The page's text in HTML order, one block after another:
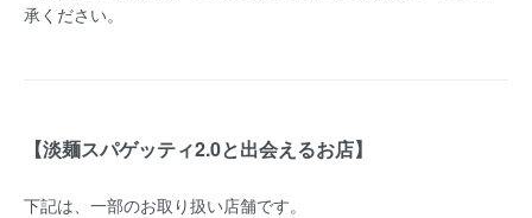
承ください。
【淡麺スパゲッティ2.0と出会えるお店】
下記は、一部のお取り扱い店舗です。